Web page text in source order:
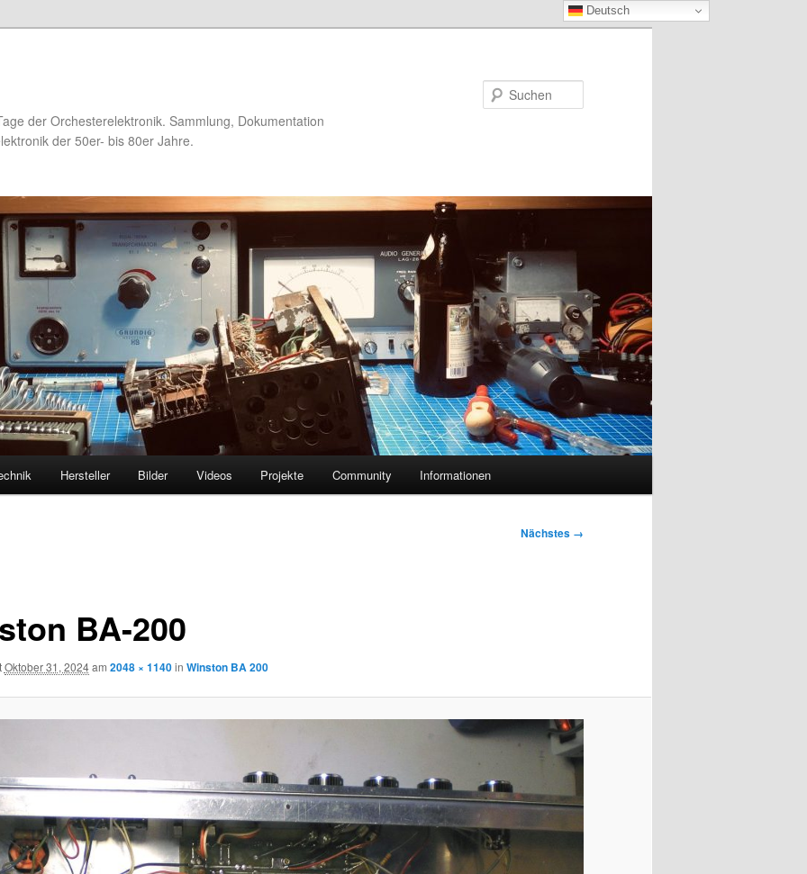
der Orchesterelektronik. Sammlung, Dokumentation
der 50er- bis 80er Jahre.
Hersteller Bilder Videos Projekte Community Informationen
Nächstes →
BA-200
Oktober 31, 2024am 2048 × 1140in Winston BA 200
Deutsch